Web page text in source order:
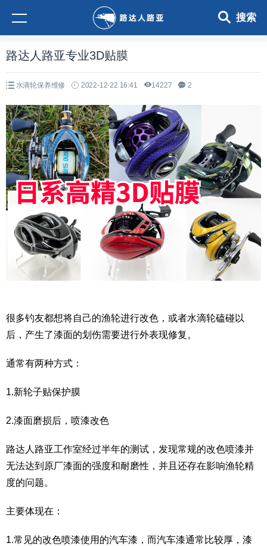
搜索
路达人路亚专业3D贴膜
水滴轮保养维修 2022-12-22 16:41 14227 2
很多钓友都想将自己的渔轮进行改色，或者水滴轮磕碰以
后，产生了漆面的划伤需要进行外表现修复。
通常有两种方式：
1.新轮子贴保护膜
2.漆面磨损后，喷漆改色
路达人路亚工作室经过半年的测试，发现常规的改色喷漆并
无法达到原厂漆面的强度和耐磨性，并且还存在影响渔轮精
度的问题。
主要体现在：
1.常见的改色喷漆使用的汽车漆，而汽车漆通常比较厚，漆